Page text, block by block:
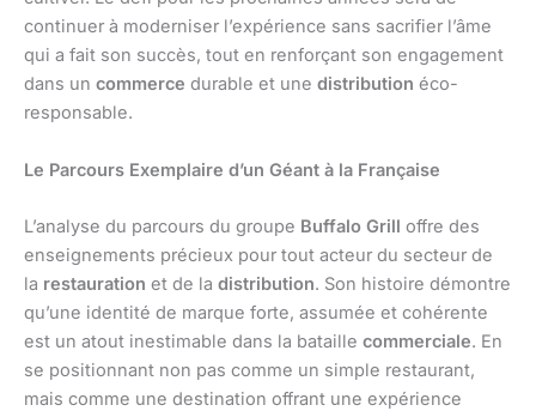
continuer à moderniser l’expérience sans sacrifier l’âme
qui a fait son succès, tout en renforçant son engagement
dans un commerce durable et une distribution éco-
responsable.
Le Parcours Exemplaire d’un Géant à la Française
L’analyse du parcours du groupe Buffalo Grill offre des
enseignements précieux pour tout acteur du secteur de
la restauration et de la distribution. Son histoire démontre
qu’une identité de marque forte, assumée et cohérente
est un atout inestimable dans la bataille commerciale. En
se positionnant non pas comme un simple restaurant,
mais comme une destination offrant une expérience